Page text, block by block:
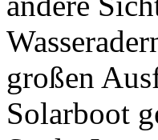
großen
Solarboot